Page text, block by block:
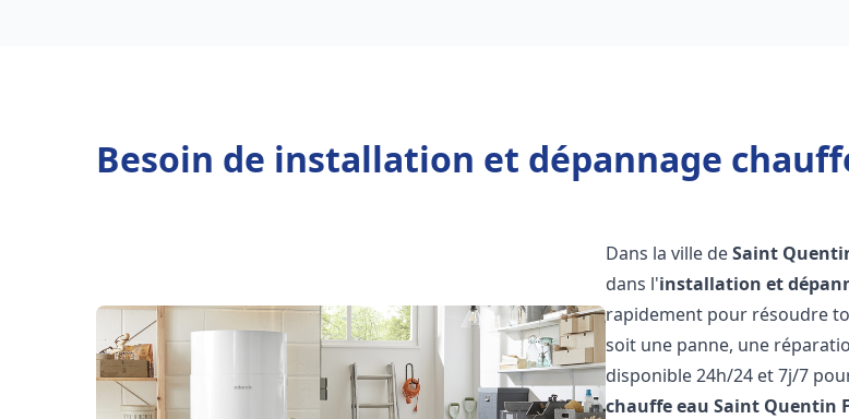
Besoin de installation et dépannage
Dans la ville deSaint
dans l'installation et
rapidement pour résoudre
soit une panne, une
disponible 24h/24 et 7j/7
chauffe eau Saint Quentin